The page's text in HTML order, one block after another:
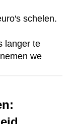
schelen.
langer te
we